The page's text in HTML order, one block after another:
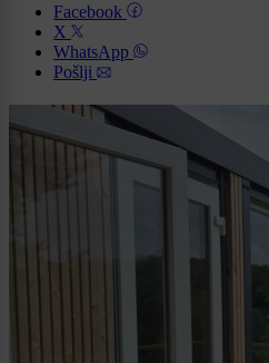
Facebook
X
WhatsApp
Pošlji